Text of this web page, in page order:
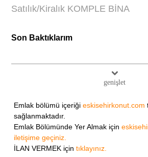
Satılık/Kiralık KOMPLE BİNA
Son Baktıklarım
genişlet
Emlak bölümü içeriğieskisehirkonut.com
sağlanmaktadır.
Emlak Bölümünde Yer Almak için
iletişime geçiniz.
İLAN VERMEK içintıklayınız.